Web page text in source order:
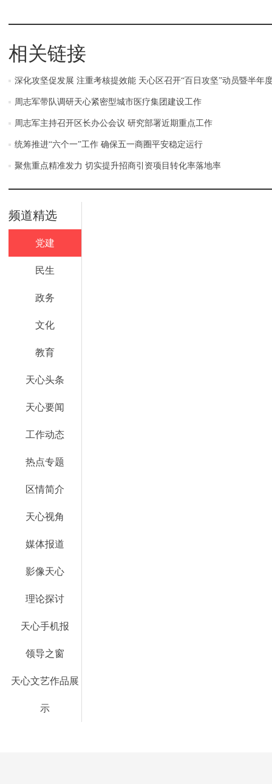
相关链接
深化攻坚促发展 注重考核提效能 天心区召开“百日攻坚”动员暨半年
周志军带队调研天心紧密型城市医疗集团建设工作
周志军主持召开区长办公会议 研究部署近期重点工作
统筹推进“六个一”工作 确保五一商圈平安稳定运行
聚焦重点精准发力 切实提升招商引资项目转化率落地率
频道精选
党建
民生
政务
文化
教育
天心头条
天心要闻
工作动态
热点专题
区情简介
天心视角
媒体报道
影像天心
理论探讨
天心手机报
领导之窗
天心文艺作品展
示